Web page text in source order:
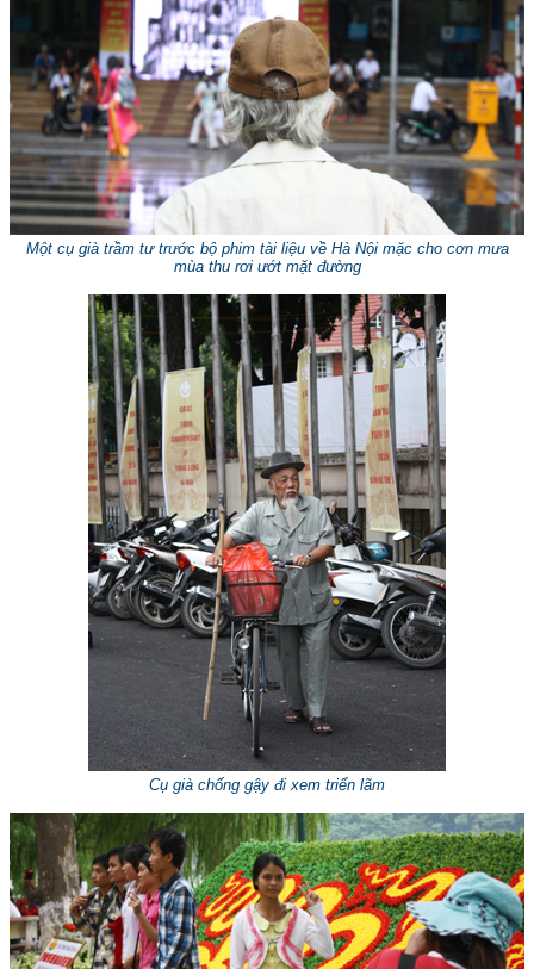
Một cụ già trầm tư trước bộ phim tài liệu về Hà Nội mặc cho cơn mưa
mùa thu rơi ướt mặt đường
Cụ già chống gậy đi xem triển lãm